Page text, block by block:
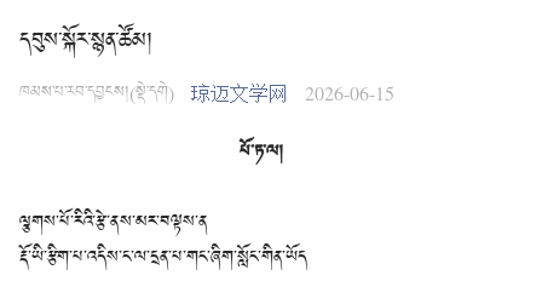
དབུས་སྐོར་སྙན་ཚོམ།
ཁམས་པ་རབ་དབྱངས།(སྡེ་དགེ) 琼迈文学网 2026-06-15
པོ་ཏ་ལ།
ལྕགས་པོ་རིའི་རྩེ་ནས་མར་བལྟས་ན
རྡོ་ཡི་རྩིག་པ་འདིས་ང་ལ་དྲན་པ་གང་ཞིག་སློང་གིན་ཡོད